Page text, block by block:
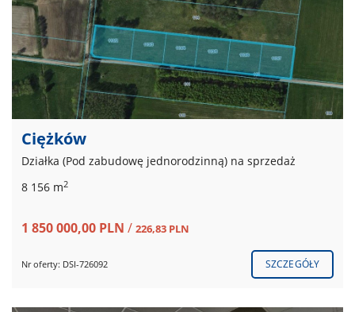
Ciężków
Działka (Pod zabudowę jednorodzinną) na sprzedaż
8 156 m2
1 850 000,00 PLN / 226,83 PLN
Nr oferty: DSI-726092 SZCZEGÓŁY